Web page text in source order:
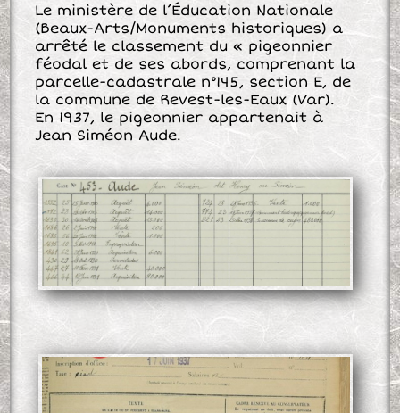
Le ministère de l’Éducation Nationale
(Beaux-Arts/Monuments historiques) a
arrêté le classement du « pigeonnier
féodal et de ses abords, comprenant la
parcelle-cadastrale n°145, section E, de
la commune de Revest-les-Eaux (Var).
En 1937, le pigeonnier appartenait à
Jean Siméon Aude.